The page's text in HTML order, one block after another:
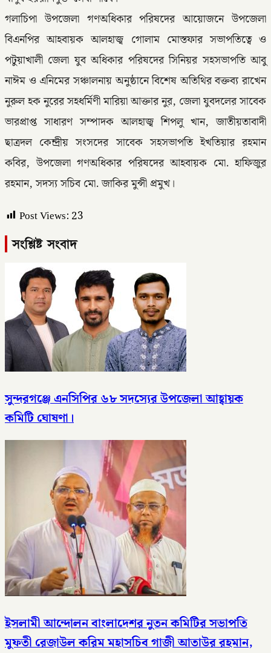
গলাচিপা উপজেলা গণঅধিকার পরিষদের আয়োজনে উপজেলা
বিএনপির আহবায়ক আলহাজ্ব গোলাম মোস্তফার সভাপতিত্বে ও
পটুয়াখালী জেলা যুব অধিকার পরিষদের সিনিয়র সহসভাপতি আবু
নাঈম ও এনিমের সঞ্চালনায় অনুষ্ঠানে বিশেষ অতিথির বক্তব্য রাখেন
নুরুল হক নুরের সহধর্মিণী মারিয়া আক্তার নুর, জেলা যুবদলের সাবেক
ভারপ্রাপ্ত সাধারণ সম্পাদক আলহাজ্ব শিপলু খান, জাতীয়তাবাদী
ছাত্রদল কেন্দ্রীয় সংসদের সাবেক সহসভাপতি ইখতিয়ার রহমান
কবির, উপজেলা গণঅধিকার পরিষদের আহবায়ক মো. হাফিজুর
রহমান, সদস্য সচিব মো. জাকির মুন্সী প্রমুখ।
Post Views: 23
সংশ্লিষ্ট সংবাদ
সুন্দরগঞ্জে এনসিপির ৬৮ সদস্যের উপজেলা আহ্বায়ক
কমিটি ঘোষণা।
ইসলামী আন্দোলন বাংলাদেশর নুতন কমিটির সভাপতি
মুফতী রেজাউল করিম মহাসচিব গাজী আতাউর রহমান,